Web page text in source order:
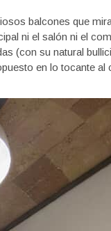
balcones que
ni el salón ni el
(con su natural
en lo tocante al